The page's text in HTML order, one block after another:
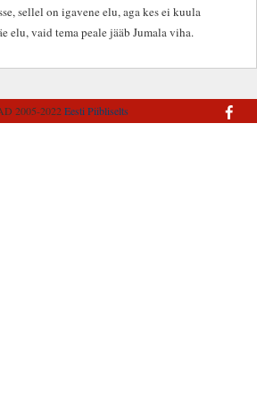
sellel on igavene elu, aga kes ei kuula
elu, vaid tema peale jääb Jumala viha.
2005-2022Eesti Piibliselts